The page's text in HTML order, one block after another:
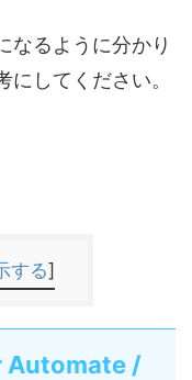
なるように分かり
してください。
する]
Automate /